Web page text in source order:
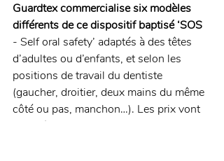
Guardtex commercialise six modèles
différents de ce dispositif baptisé ‘SOS
- Self oral safety’ adaptés à des têtes
d’adultes ou d’enfants, et selon les
positions de travail du dentiste
(gaucher, droitier, deux mains du même
côté ou pas, manchon…). Les prix vont
de 59 à 64 € HT.